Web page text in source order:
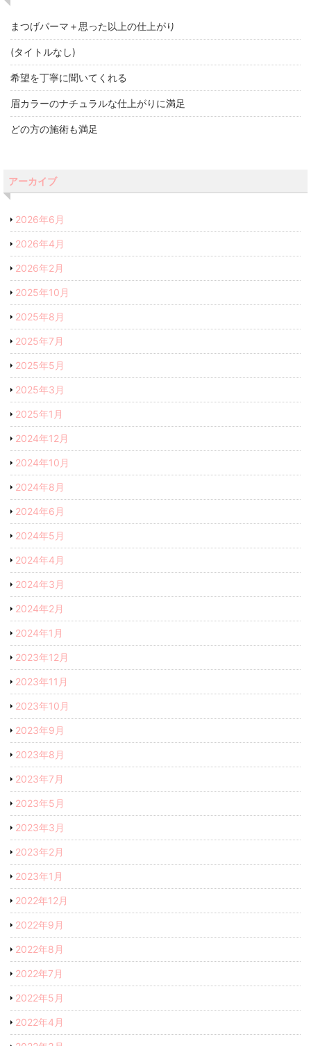
まつげパーマ＋思った以上の仕上がり
(タイトルなし)
希望を丁寧に聞いてくれる
眉カラーのナチュラルな仕上がりに満足
どの方の施術も満足
アーカイブ
2026年6月
2026年4月
2026年2月
2025年10月
2025年8月
2025年7月
2025年5月
2025年3月
2025年1月
2024年12月
2024年10月
2024年8月
2024年6月
2024年5月
2024年4月
2024年3月
2024年2月
2024年1月
2023年12月
2023年11月
2023年10月
2023年9月
2023年8月
2023年7月
2023年5月
2023年3月
2023年2月
2023年1月
2022年12月
2022年9月
2022年8月
2022年7月
2022年5月
2022年4月